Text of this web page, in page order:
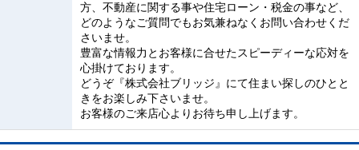
方、不動産に関する事や住宅ローン・税金の事など、
どのようなご質問でもお気兼ねなくお問い合わせくだ
さいませ。
豊富な情報力とお客様に合せたスピーディーな応対を
心掛けております。
どうぞ『株式会社ブリッジ』にて住まい探しのひとと
きをお楽しみ下さいませ。
お客様のご来店心よりお待ち申し上げます。